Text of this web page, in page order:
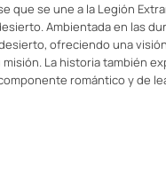
que se une a la Legión
Ambientada en las
ofreciendo una
La historia también
romántico y de